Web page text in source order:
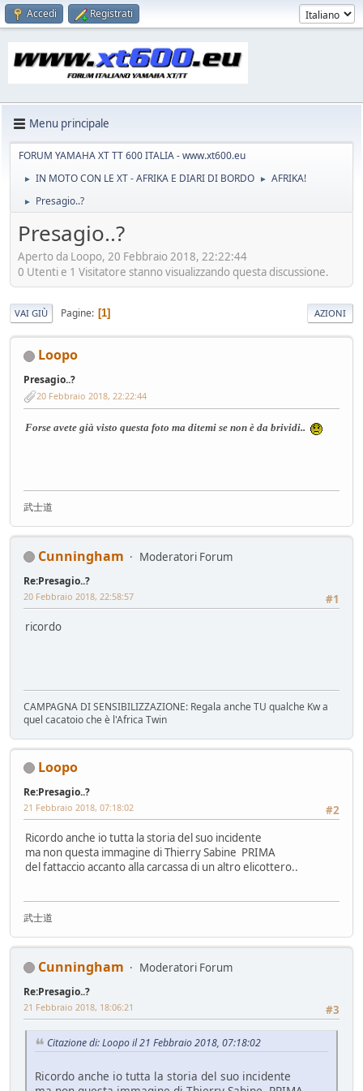
Accedi Registrati
Menu principale
FORUM YAMAHA XT TT 600 ITALIA - www.xt600.eu
► IN MOTO CON LE XT - AFRIKA E DIARI DI BORDO ► AFRIKA!
► Presagio..?
Presagio..?
Aperto da Loopo, 20 Febbraio 2018, 22:22:44
0 Utenti e 1 Visitatore stanno visualizzando questa discussione.
VAI GIÙ Pagine 1 AZIONI
Loopo
Presagio..?
20 Febbraio 2018, 22:22:44
Forse avete già visto questa foto ma ditemi se non è da brividi..
武士道
Cunningham Moderatori Forum
Re:Presagio..?
#1
20 Febbraio 2018, 22:58:57
ricordo
CAMPAGNA DI SENSIBILIZZAZIONE: Regala anche TU qualche Kw a
quel cacatoio che è l'Africa Twin
Loopo
Re:Presagio..?
#2
21 Febbraio 2018, 07:18:02
Ricordo anche io tutta la storia del suo incidente
ma non questa immagine di Thierry Sabine PRIMA
del fattaccio accanto alla carcassa di un altro elicottero..
武士道
Cunningham Moderatori Forum
Re:Presagio..?
#3
21 Febbraio 2018, 18:06:21
Citazione di: Loopo il 21 Febbraio 2018, 07:18:02
Ricordo anche io tutta la storia del suo incidente